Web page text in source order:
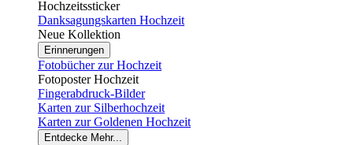
Hochzeitssticker
Danksagungskarten Hochzeit
Neue Kollektion
Erinnerungen
Fotobücher zur Hochzeit
Fotoposter Hochzeit
Fingerabdruck-Bilder
Karten zur Silberhochzeit
Karten zur Goldenen Hochzeit
Entdecke Mehr...